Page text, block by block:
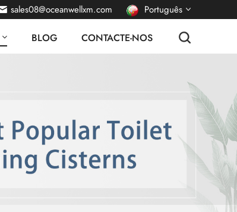
sales08@oceanwellxm.com Português
русский
italiano
BLOG CONTACTE-NOS